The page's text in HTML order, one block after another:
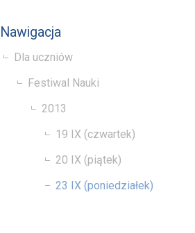
Nawigacja
Dla uczniów
Festiwal Nauki
2013
19 IX (czwartek)
20 IX (piątek)
23 IX (poniedziałek)